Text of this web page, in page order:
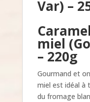
Var) –
miel
– 220g
Gourmand et
miel est idéal à
du fromage